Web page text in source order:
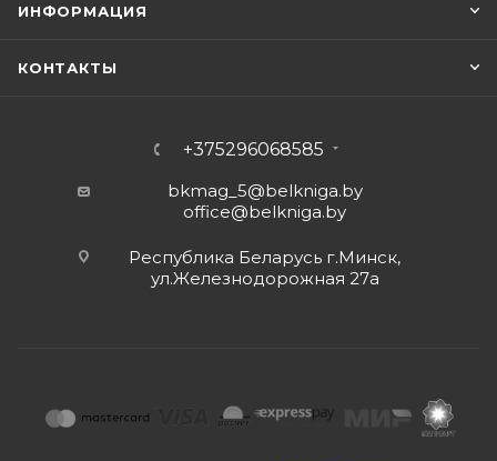
ИНФОРМАЦИЯ
КОНТАКТЫ
+375296068585
bkmag_5@belkniga.by
office@belkniga.by
Республика Беларусь г.Минск,
ул.Железнодорожная 27а